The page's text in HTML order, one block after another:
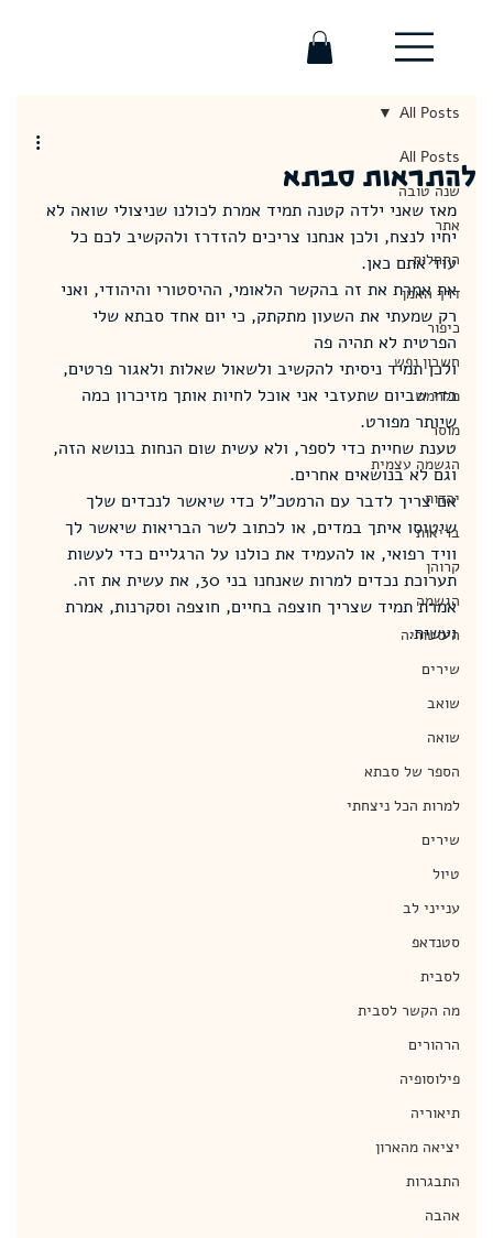
All Posts
שנה טובה
אתר
התחלות
דרך האמן
כיפור
חשבון נפש
מלחמה
מוסר
הגשמה עצמית
יהדות
בריאות
קרוהן
הגשמה
היסטוריה
שירים
שואב
שואה
הספר של סבתא
למרות הכל ניצחתי
שירים
טיול
ענייני לב
סטנדאפ
לסבית
מה הקשר לסבית
הרהורים
פילוסופיה
תיאוריה
יציאה מהארון
התבגרות
אהבה
All Posts
להתראות סבתא
מאז שאני ילדה קטנה תמיד אמרת לכולנו שניצולי שואה לא
יחיו לנצח, ולכן אנחנו צריכים להזדרז ולהקשיב לכם כל
עוד אתם כאן.
את אמרת את זה בהקשר הלאומי, ההיסטורי והיהודי, ואני
רק שמעתי את השעון מתקתק, כי יום אחד סבתא שלי
הפרטית לא תהיה פה
ולכן תמיד ניסיתי להקשיב ולשאול שאלות ולאגור פרטים,
כדי שביום שתעזבי אני אוכל לחיות אותך מזיכרון כמה
שיותר מפורט.
טענת שחיית כדי לספר, ולא עשית שום הנחות בנושא הזה,
וגם לא בנושאים אחרים.
אם צריך לדבר עם הרמטכ"ל כדי שיאשר לנכדים שלך
שיטוסו איתך במדים, או לכתוב לשר הבריאות שיאשר לך
וויד רפואי, או להעמיד את כולנו על הרגליים כדי לעשות
תערוכת נכדים למרות שאנחנו בני 30, את עשית את זה.
אמרת תמיד שצריך חוצפה בחיים, חוצפה וסקרנות, אמרת
ועשית.